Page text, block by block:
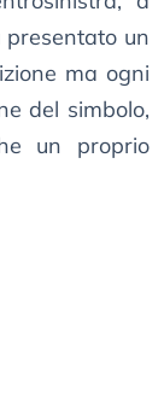
presentato un
ma ogni
del simbolo,
un proprio